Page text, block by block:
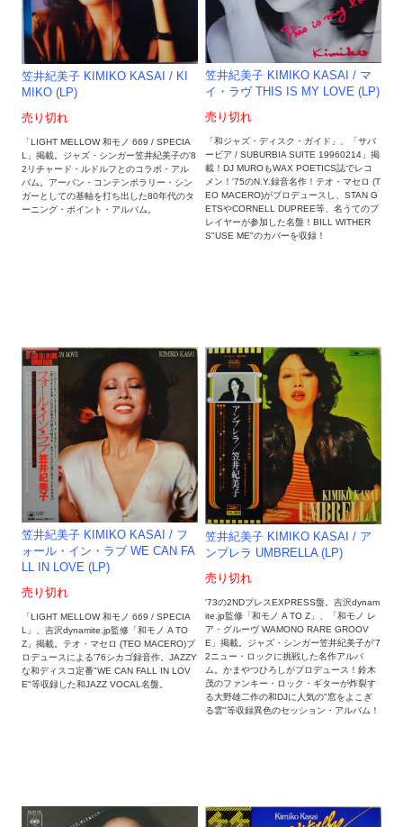
笠井紀美子 KIMIKO KASAI / KI
MIKO (LP)
売り切れ
「LIGHT MELLOW 和モノ 669 / SPECIA
L」掲載。ジャズ・シンガー笠井紀美子の'8
2リチャード・ルドルフとのコラボ・アル
バム。アーバン・コンテンポラリー・シン
ガーとしての基軸を打ち出した80年代のタ
ーニング・ポイント・アルバム。
笠井紀美子 KIMIKO KASAI / マ
イ・ラヴ THIS IS MY LOVE (LP)
売り切れ
「和ジャズ・ディスク・ガイド」、「サバ
ービア / SUBURBIA SUITE 19960214」掲
載！DJ MUROもWAX POETICS誌でレコ
メン！'75のN.Y.録音名作！テオ・マセロ (T
EO MACERO)がプロデュースし、STAN G
ETSやCORNELL DUPREE等、名うてのプ
レイヤーが参加した名盤！BILL WITHER
S"USE ME"のカバーを収録！
笠井紀美子 KIMIKO KASAI / フ
ォール・イン・ラブ WE CAN FA
LL IN LOVE (LP)
売り切れ
「LIGHT MELLOW 和モノ 669 / SPECIA
L」、吉沢dynamite.jp監修「和モノ A TO
Z」掲載。テオ・マセロ (TEO MACERO)プ
ロデュースによる'76シカゴ録音作。JAZZY
な和ディスコ定番"WE CAN FALL IN LOV
E"等収録した和JAZZ VOCAL名盤。
笠井紀美子 KIMIKO KASAI / ア
ンブレラ UMBRELLA (LP)
売り切れ
'73の2NDプレスEXPRESS盤。吉沢dynam
ite.jp監修「和モノ A TO Z」、「和モノ レ
ア・グルーヴ WAMONO RARE GROOV
E」掲載。ジャズ・シンガー笠井紀美子が'7
2ニュー・ロックに挑戦した名作アルバ
ム。かまやつひろしがプロデュース！鈴木
茂のファンキー・ロック・ギターが炸裂す
る大野雄二作の和DJに人気の"窓をよこぎ
る雲"等収録異色のセッション・アルバム！